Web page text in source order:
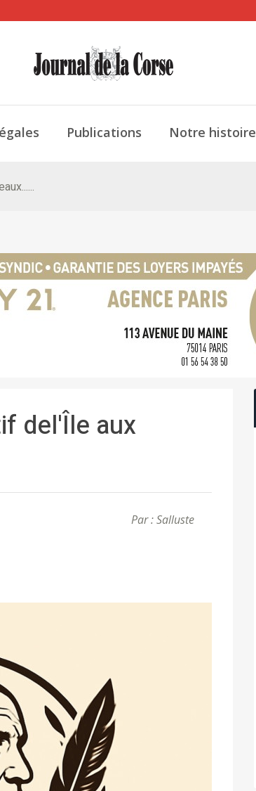
Publications Notre histoire
del'Île aux
Par : Salluste